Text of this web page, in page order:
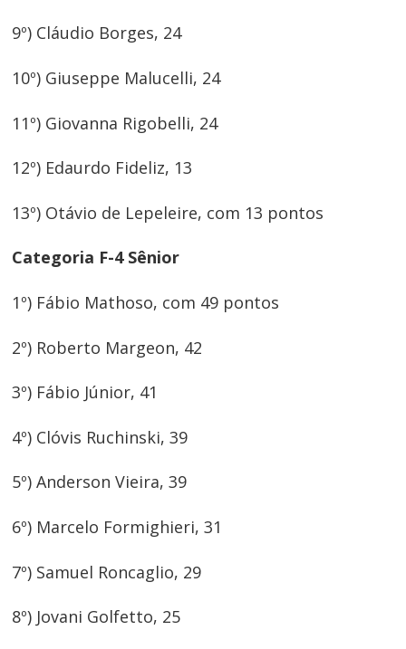
9º) Cláudio Borges, 24
10º) Giuseppe Malucelli, 24
11º) Giovanna Rigobelli, 24
12º) Edaurdo Fideliz, 13
13º) Otávio de Lepeleire, com 13 pontos
Categoria F-4 Sênior
1º) Fábio Mathoso, com 49 pontos
2º) Roberto Margeon, 42
3º) Fábio Júnior, 41
4º) Clóvis Ruchinski, 39
5º) Anderson Vieira, 39
6º) Marcelo Formighieri, 31
7º) Samuel Roncaglio, 29
8º) Jovani Golfetto, 25